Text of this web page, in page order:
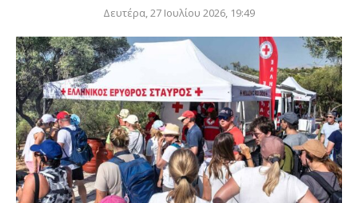
Δευτέρα, 27 Ιουλίου 2026, 19:49